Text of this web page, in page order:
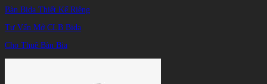
TIN TỨC /
Bàn Bida Thiết Kế Riêng
Tư Vấn Mở CLB Bida
Cho Thuê Bàn Bia